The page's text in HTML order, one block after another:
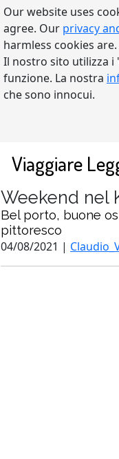
Our website uses
agree. Our privacy
harmless cookies are.
Il nostro sito utilizza i
funzione. La nostra
che sono innocui.
Viaggiare
Weekend nel
Bel porto, buone
pittoresco
04/08/2021 |